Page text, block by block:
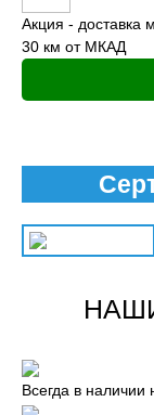
Акция - доставка
30 км от МКАД
Всегда в наличии